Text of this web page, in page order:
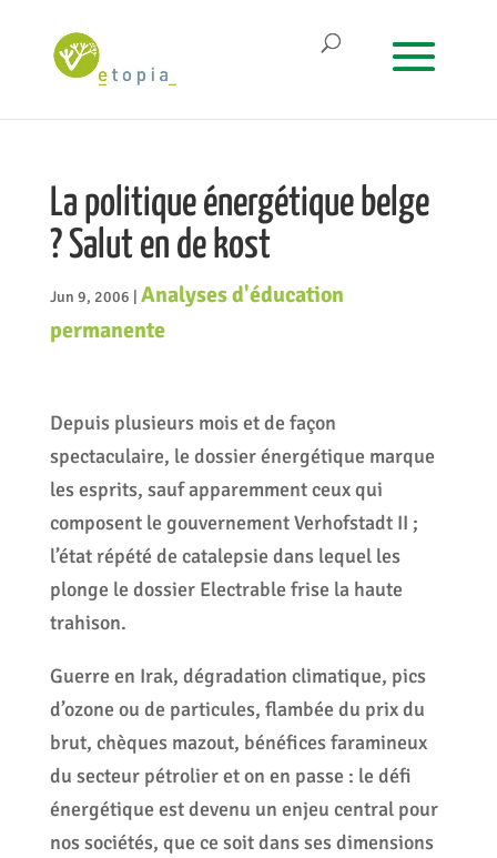
La politique énergétique belge
? Salut en de kost
Jun 9, 2006
Analyses d'éducation
permanente
Depuis plusieurs mois et de façon
spectaculaire, le dossier énergétique marque
les esprits, sauf apparemment ceux qui
composent le gouvernement Verhofstadt II ;
l’état répété de catalepsie dans lequel les
plonge le dossier Electrable frise la haute
trahison.
Guerre en Irak, dégradation climatique, pics
d’ozone ou de particules, flambée du prix du
brut, chèques mazout, bénéfices faramineux
du secteur pétrolier et on en passe : le défi
énergétique est devenu un enjeu central pour
nos sociétés, que ce soit dans ses dimensions